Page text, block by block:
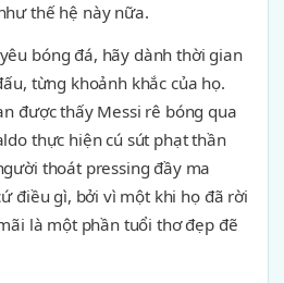
thế hệ này nữa.
bóng đá, hãy dành thời gian
từng khoảnh khắc của họ.
được thấy Messi rê bóng qua
thực hiện cú sút phạt thần
thoát pressing đầy ma
điều gì, bởi vì một khi họ đã rời
là một phần tuổi thơ đẹp đẽ